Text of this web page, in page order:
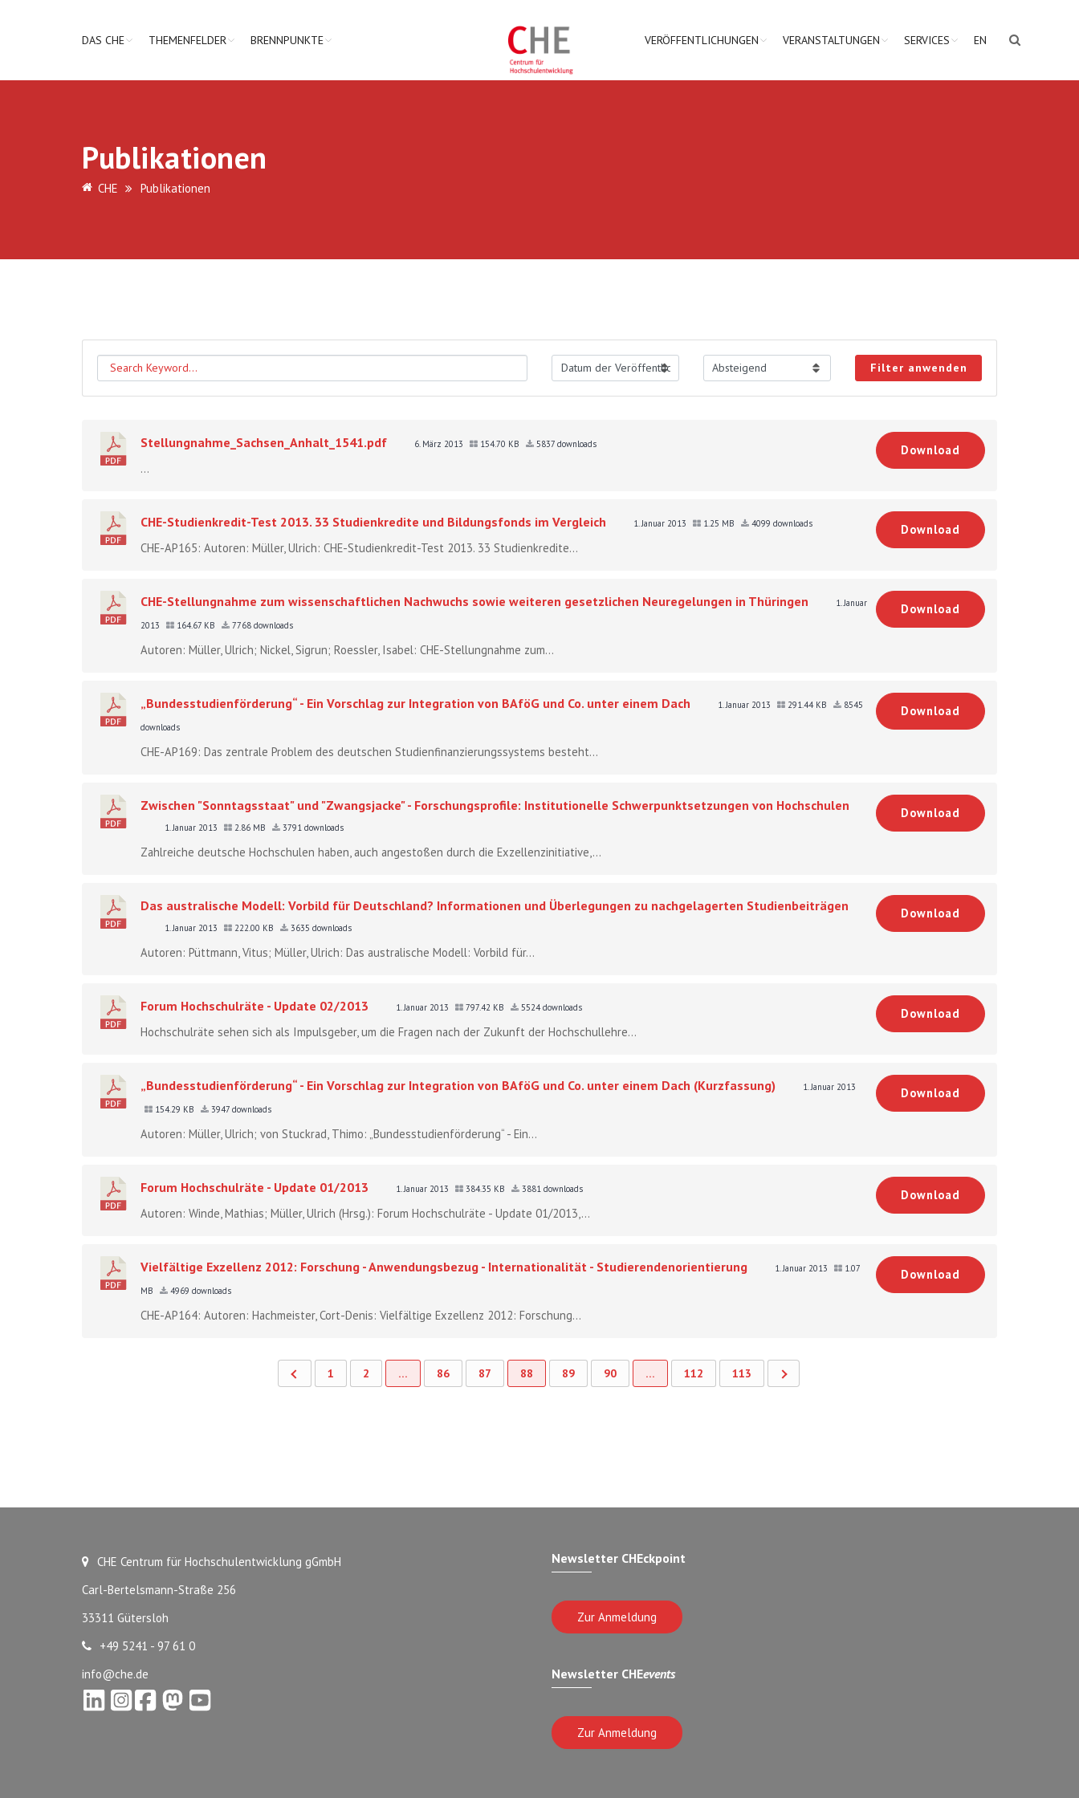
DAS CHE THEMENFELDER BRENNPUNKTE VERÖFFENTLICHUNGEN VERANSTALTUNGEN SERVICES EN
Publikationen
CHE Publikationen
Filter anwenden
Stellungnahme_Sachsen_Anhalt_1541.pdf 6. März 2013 154.70 KB 5837 downloads
...
Download
CHE-Studienkredit-Test 2013. 33 Studienkredite und Bildungsfonds im Vergleich 1. Januar 2013 1.25 MB 4099 downloads
CHE-AP165: Autoren: Müller, Ulrich: CHE-Studienkredit-Test 2013. 33 Studienkredite...
Download
CHE-Stellungnahme zum wissenschaftlichen Nachwuchs sowie weiteren gesetzlichen Neuregelungen in Thüringen
1. Januar
2013
164.67 KB 7768 downloads
Autoren: Müller, Ulrich; Nickel, Sigrun; Roessler, Isabel: CHE-Stellungnahme zum...
Download
„Bundesstudienförderung“ - Ein Vorschlag zur Integration von BAföG und Co. unter einem Dach 1. Januar 2013 291.44 KB
8545
downloads
CHE-AP169: Das zentrale Problem des deutschen Studienfinanzierungssystems besteht...
Download
Zwischen "Sonntagsstaat" und "Zwangsjacke" - Forschungsprofile: Institutionelle Schwerpunktsetzungen von Hochschulen
1. Januar 2013 2.86 MB 3791 downloads
Zahlreiche deutsche Hochschulen haben, auch angestoßen durch die Exzellenzinitiative,...
Download
Das australische Modell: Vorbild für Deutschland? Informationen und Überlegungen zu nachgelagerten Studienbeiträgen
1. Januar 2013 222.00 KB 3635 downloads
Autoren: Püttmann, Vitus; Müller, Ulrich: Das australische Modell: Vorbild für...
Download
Forum Hochschulräte - Update 02/2013 1. Januar 2013 797.42 KB 5524 downloads
Hochschulräte sehen sich als Impulsgeber, um die Fragen nach der Zukunft der Hochschullehre...
Download
„Bundesstudienförderung“ - Ein Vorschlag zur Integration von BAföG und Co. unter einem Dach (Kurzfassung)
1. Januar 2013
154.29 KB
3947 downloads
Autoren: Müller, Ulrich; von Stuckrad, Thimo: „Bundesstudienförderung“ - Ein...
Download
Forum Hochschulräte - Update 01/2013 1. Januar 2013 384.35 KB 3881 downloads
Autoren: Winde, Mathias; Müller, Ulrich (Hrsg.): Forum Hochschulräte - Update 01/2013,...
Download
Vielfältige Exzellenz 2012: Forschung - Anwendungsbezug - Internationalität - Studierendenorientierung 1. Januar 2013
1.07
MB
4969 downloads
CHE-AP164: Autoren: Hachmeister, Cort-Denis: Vielfältige Exzellenz 2012: Forschung...
Download
1 2 … 86 87 88 89 90 … 112 113
CHE Centrum für Hochschulentwicklung gGmbH
Carl-Bertelsmann-Straße 256
33311 Gütersloh
+49 5241 - 97 61 0
info@che.de
Newsletter CHEckpoint
Zur Anmeldung
Newsletter CHEevents
Zur Anmeldung